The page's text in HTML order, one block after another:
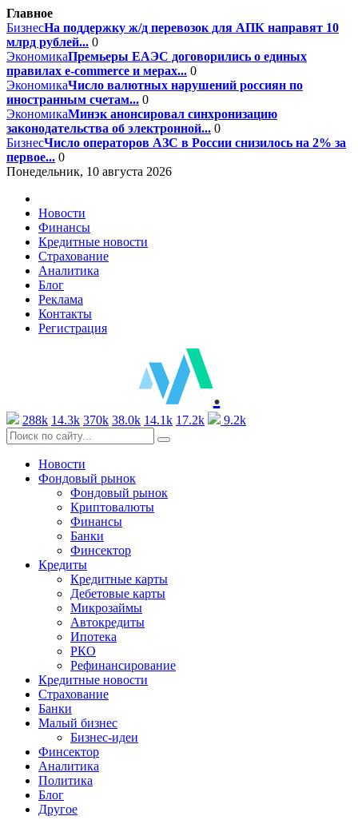
Главное
БизнесНа поддержку ж/д перевозок для АПК направят 10
млрд рублей... 0
ЭкономикаПремьеры ЕАЭС договорились о единых
правилах e-commerce и мерах... 0
ЭкономикаЧисло валютных нарушений россиян по
иностранным счетам... 0
ЭкономикаМинэк анонсировал синхронизацию
законодательства об электронной... 0
БизнесЧисло операторов АЗС в России снизилось на 2% за
первое... 0
Понедельник, 10 августа 2026
Новости
Финансы
Кредитные новости
Страхование
Аналитика
Блог
Реклама
Контакты
Регистрация
.
288k 14.3k 370k 38.0k 14.1k 17.2k 9.2k
Новости
Фондовый рынок
Фондовый рынок
Криптовалюты
Финансы
Банки
Финсектор
Кредиты
Кредитные карты
Дебетовые карты
Микрозаймы
Автокредиты
Ипотека
РКО
Рефинансирование
Кредитные новости
Страхование
Банки
Малый бизнес
Бизнес-идеи
Финсектор
Аналитика
Политика
Блог
Другое